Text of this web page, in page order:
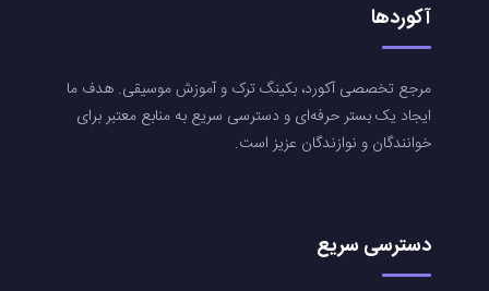
آکوردها
مرجع تخصصی آکورد، بکینگ ترک و آموزش موسیقی. هدف ما
ایجاد یک بستر حرفه‌ای و دسترسی سریع به منابع معتبر برای
خوانندگان و نوازندگان عزیز است.
دسترسی سریع